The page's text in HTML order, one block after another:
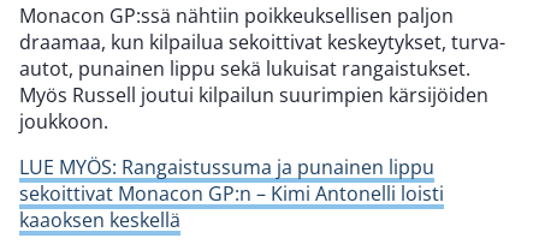
Monacon GP:ssä nähtiin poikkeuksellisen paljon
draamaa, kun kilpailua sekoittivat keskeytykset, turva-
autot, punainen lippu sekä lukuisat rangaistukset.
Myös Russell joutui kilpailun suurimpien kärsijöiden
joukkoon.
LUE MYÖS: Rangaistussuma ja punainen lippu
sekoittivat Monacon GP:n – Kimi Antonelli loisti
kaaoksen keskellä